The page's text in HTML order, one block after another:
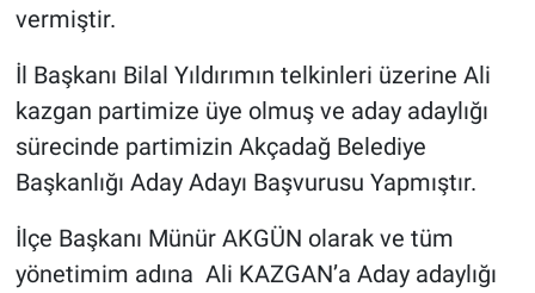
vermiştir.
İl Başkanı Bilal Yıldırımın telkinleri üzerine Ali
kazgan partimize üye olmuş ve aday adaylığı
sürecinde partimizin Akçadağ Belediye
Başkanlığı Aday Adayı Başvurusu Yapmıştır.
İlçe Başkanı Münür AKGÜN olarak ve tüm
yönetimim adına Ali KAZGAN’a Aday adaylığı